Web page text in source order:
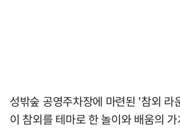
성밖숲 공영주차장에 마련된 '참외 라
이 참외를 테마로 한 놀이와 배움의